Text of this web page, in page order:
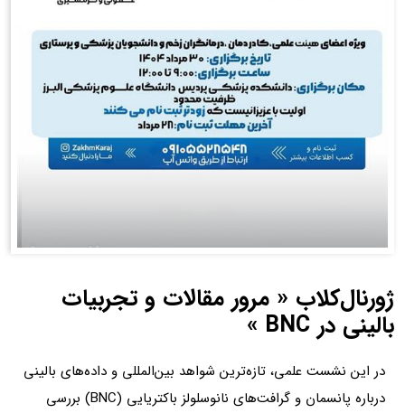
ژورنال‌کلاب « مرور مقالات و تجربیات
بالینی در BNC »
در این نشست‌ علمی، تازه‌ترین شواهد بین‌المللی و داده‌های بالینی
درباره پانسمان و گرافت‌های نانوسلولز باکتریایی (BNC) بررسی